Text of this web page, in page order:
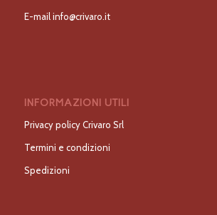
E-mailinfo@crivaro.it
INFORMAZIONI UTILI
Privacy policy Crivaro Srl
Termini e condizioni
Spedizioni